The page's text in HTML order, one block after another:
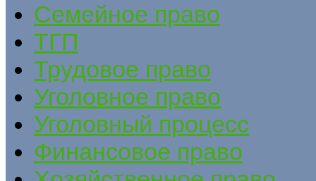
Семейное право
ТГП
Трудовое право
Уголовное право
Уголовный процесс
Финансовое право